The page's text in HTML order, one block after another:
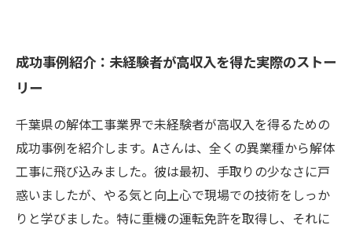
成功事例紹介：未経験者が高収入を得た実際のストー
リー
千葉県の解体工事業界で未経験者が高収入を得るための
成功事例を紹介します。Aさんは、全くの異業種から解体
工事に飛び込みました。彼は最初、手取りの少なさに戸
惑いましたが、やる気と向上心で現場での技術をしっか
りと学びました。特に重機の運転免許を取得し、それに